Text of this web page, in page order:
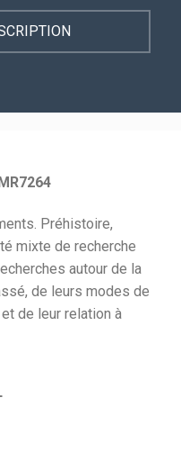
Préhistoire,
mixte de recherche
autour de la
de leurs modes de
de leur relation à